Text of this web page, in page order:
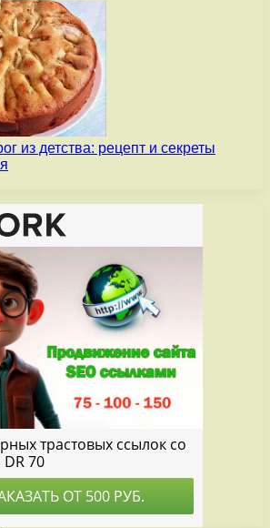
из детства: рецепт и секреты